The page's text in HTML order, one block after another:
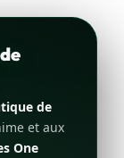
de
et aux
One